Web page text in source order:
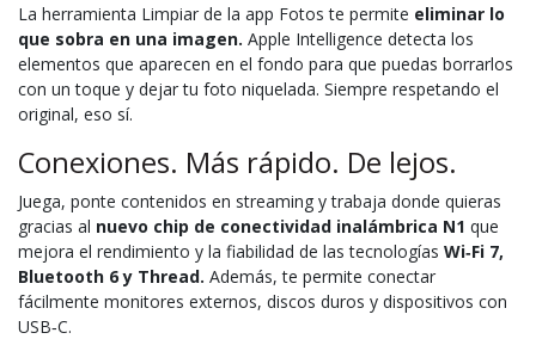
La herramienta Limpiar de la app Fotos te permite eliminar lo
que sobra en una imagen. Apple Intelligence detecta los
elementos que aparecen en el fondo para que puedas borrarlos
con un toque y dejar tu foto niquelada. Siempre respetando el
original, eso sí.
Conexiones. Más rápido. De lejos.
Juega, ponte contenidos en streaming y trabaja donde quieras
gracias al nuevo chip de conectividad inalámbrica N1 que
mejora el rendi­miento y la fiabilidad de las tecnologías Wi‑Fi 7,
Bluetooth 6 y Thread. Además, te permite conectar
fácilmente monitores externos, discos duros y dispositivos con
USB‑C.